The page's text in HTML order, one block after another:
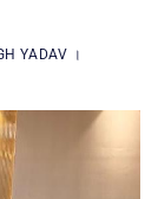
YADAV ।